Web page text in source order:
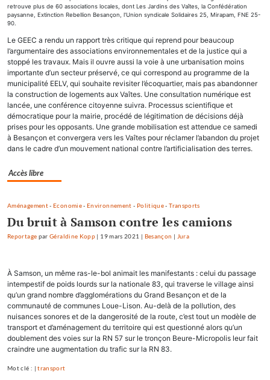
retrouve plus de 60 associations locales, dont Les Jardins des Vaîtes, la Confédération
paysanne, Extinction Rebellion Besançon, l'Union syndicale Solidaires 25, Mirapam, FNE 25-
90.
Le GEEC a rendu un rapport très critique qui reprend pour beaucoup
l’argumentaire des associations environnementales et de la justice qui a
stoppé les travaux. Mais il ouvre aussi la voie à une urbanisation moins
importante d’un secteur préservé, ce qui correspond au programme de la
municipalité EELV, qui souhaite revisiter l’écoquartier, mais pas abandonner
la construction de logements aux Vaîtes. Une consultation numérique est
lancée, une conférence citoyenne suivra. Processus scientifique et
démocratique pour la mairie, procédé de légitimation de décisions déjà
prises pour les opposants. Une grande mobilisation est attendue ce samedi
à Besançon et convergera vers les Vaîtes pour réclamer l’abandon du projet
dans le cadre d’un mouvement national contre l’artificialisation des terres.
Accès libre
Aménagement-Economie-Environnement - Politique-Transports
Du bruit à Samson contre les camions
Reportage parGéraldine Kopp | 19 mars 2021 | Besançon | Jura
À Samson, un même ras-le-bol animait les manifestants : celui du passage
intempestif de poids lourds sur la nationale 83, qui traverse le village ainsi
qu’un grand nombre d’agglomérations du Grand Besançon et de la
communauté de communes Loue-Lison. Au-delà de la pollution, des
nuisances sonores et de la dangerosité de la route, c’est tout un modèle de
transport et d’aménagement du territoire qui est questionné alors qu’un
doublement des voies sur la RN 57 sur le tronçon Beure-Micropolis leur fait
craindre une augmentation du trafic sur la RN 83.
Mot clé : |transport